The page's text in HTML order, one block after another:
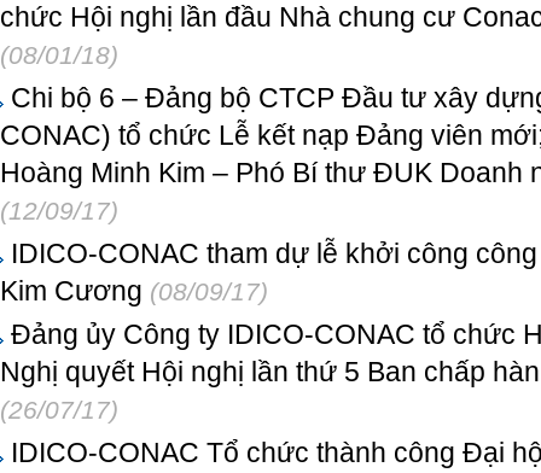
chức Hội nghị lần đầu Nhà chung cư
(08/01/18)
Chi bộ 6 – Đảng bộ CTCP Đầu tư xây
CONAC) tổ chức Lễ kết nạp Đảng viên
Hoàng Minh Kim – Phó Bí thư ĐUK Doanh
(12/09/17)
IDICO-CONAC tham dự lễ khởi công
Kim Cương (08/09/17)
Đảng ủy Công ty IDICO-CONAC tổ chức
Nghị quyết Hội nghị lần thứ 5 Ban chấp
(26/07/17)
IDICO-CONAC Tổ chức thành công Đại